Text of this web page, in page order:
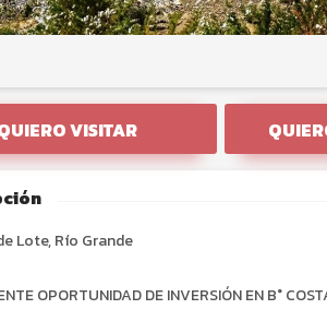
VISITAR
Lote, Río Grande
OPORTUNIDAD DE INVERSIÓN EN B°